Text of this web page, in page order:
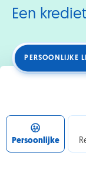
Een
PERSOONLIJKE
Persoonlijke